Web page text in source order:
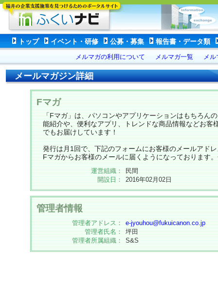
トップ イベント・研修 公募・募集 報告書・データ類
メルマガの利用について メルマガ一覧 メ
メールマガジン詳細
Fマガ
「Fマガ」は、パソコンやアプリケーションはもちろん
能紹介や、便利なアプリ、トレンドな商品情報などお客
でもお届けしています！
発行は月1回で、下記のフォームにお客様のメールアド
Fマガからお客様のメールに届くようになっております
運営組織： 民間
開設日： 2016年02月02日
管理者情報
管理者アドレス： e-jyouhou@fukuicanon.co.jp
管理者氏名： 坪田
管理者所属組織： S&S